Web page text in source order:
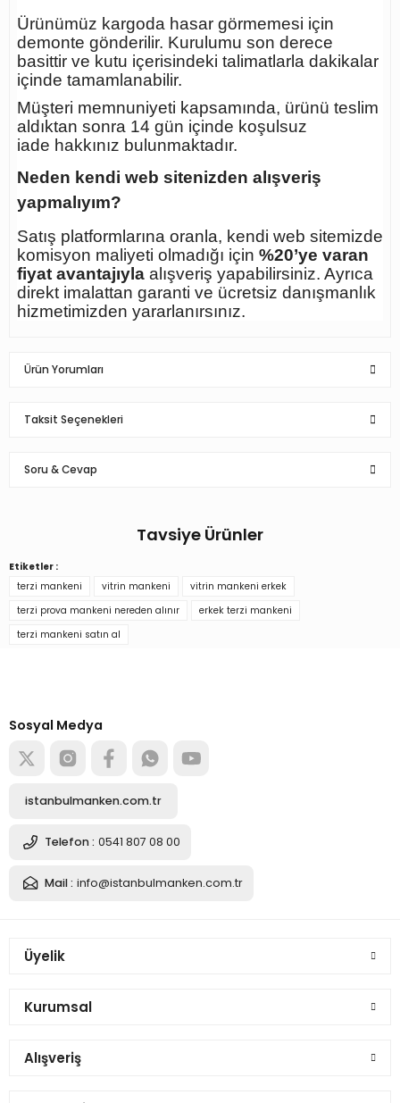
Ürünümüz kargoda hasar görmemesi için
demonte gönderilir. Kurulumu son derece
basittir ve kutu içerisindeki talimatlarla dakikalar
içinde tamamlanabilir.
Müşteri memnuniyeti kapsamında, ürünü teslim
aldıktan sonra 14 gün içinde koşulsuz
iade hakkınız bulunmaktadır.
Neden kendi web sitenizden alışveriş
yapmalıyım?
Satış platformlarına oranla, kendi web sitemizde
komisyon maliyeti olmadığı için %20’ye varan
fiyat avantajıyla alışveriş yapabilirsiniz. Ayrıca
direkt imalattan garanti ve ücretsiz danışmanlık
hizmetimizden yararlanırsınız.
Ürün Yorumları
Memnuniyet
Yorum Yaz
Taksit Seçenekleri
Soru & Cevap
Ürün hakkında henüz soru sorulmamış.
Soru Sor
Tavsiye Ürünler
8.543,67 TL
Etiketler :
terzi mankeni
vitrin mankeni
vitrin mankeni erkek
terzi prova mankeni nereden alınır
erkek terzi mankeni
terzi mankeni satın al
Sosyal Medya
istanbulmanken.com.tr
Telefon : 0541 807 08 00
Mail : info@istanbulmanken.com.tr
Üyelik
Kurumsal
Alışveriş